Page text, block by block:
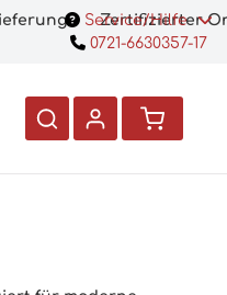
Zertifizierter
Service/Hilfe
0721-6630357-17